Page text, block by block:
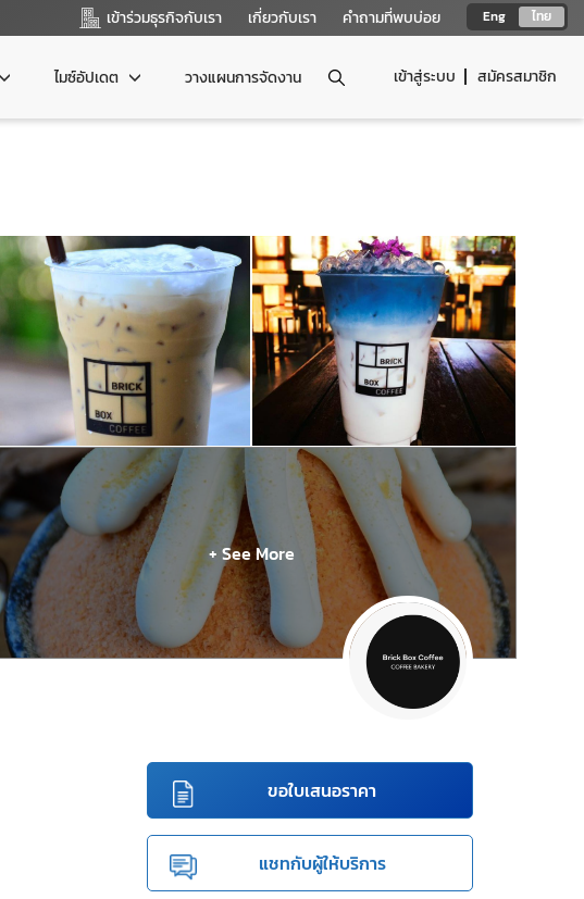
Eng ไทย
เข้าร่วมธุรกิจกับเรา เกี่ยวกับเรา คำถามที่พบบ่อย
เข้าสู่ระบบ สมัครสมาชิก
ไมซ์อัปเดต วางแผนการจัดงาน
+ See More
ขอใบเสนอราคา
แชทกับผู้ให้บริการ